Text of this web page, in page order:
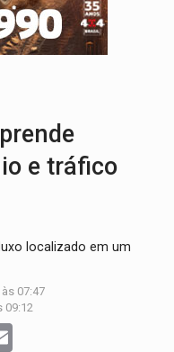
nova espécie de rã em florestas
celular usado? Veja como consultar o
e tráfico
localizado em um
07:47
09:12